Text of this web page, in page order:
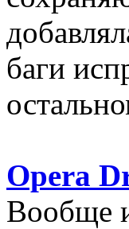
баги
Opera
Вообще